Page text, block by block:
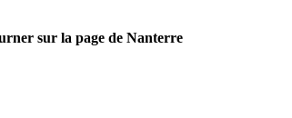
sur la page de Nanterre